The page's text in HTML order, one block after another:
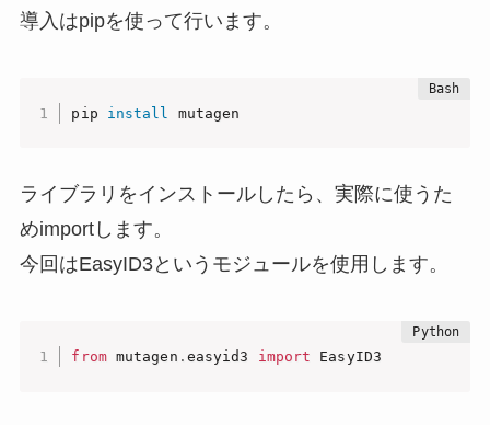
導入はpipを使って行います。
pip install mutagen
ライブラリをインストールしたら、実際に使うた
めimportします。
今回はEasyID3というモジュールを使用します。
from mutagen . easyid3 import EasyID3